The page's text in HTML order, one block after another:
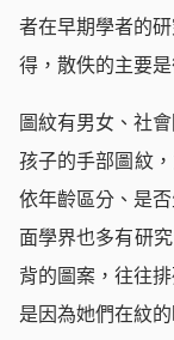
者在早期學者的
得，散佚的主要
圖紋有男女、社
孩子的手部圖紋
依年齡區分、是
面學界也多有研
背的圖案，往往
是因為她們在紋